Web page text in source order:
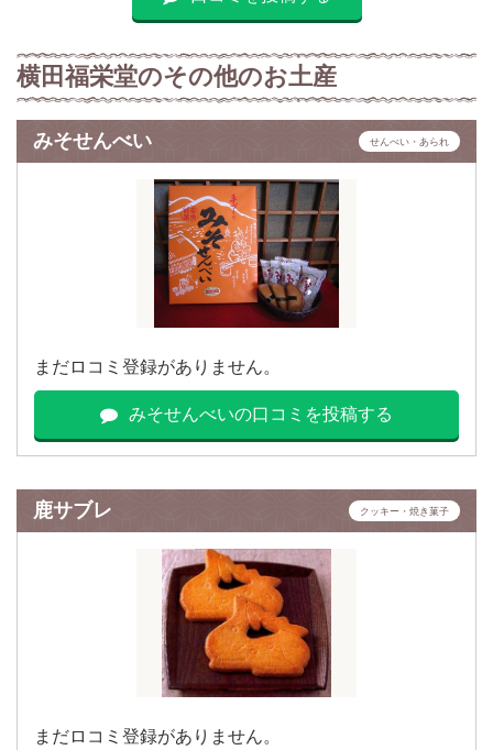
横田福栄堂のその他のお土産
みそせんべい せんべい・あられ
まだロコミ登録がありません。
みそせんべいの口コミを投稿する
鹿サブレ クッキー・焼き菓子
まだロコミ登録がありません。